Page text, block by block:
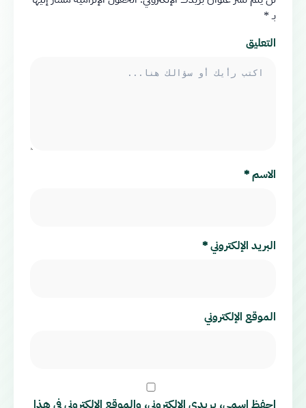
بـ*
التعليق
الاسم*
البريد الإلكتروني*
الموقع الإلكتروني
احفظ اسمي، بريدي الإلكتروني، والموقع الإلكتروني في هذا